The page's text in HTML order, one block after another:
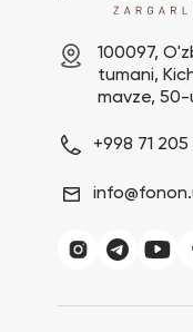
100097,
tumani,
mavze, 50-
+998 71 205